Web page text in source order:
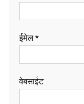
ईमेल*
वेबसाईट